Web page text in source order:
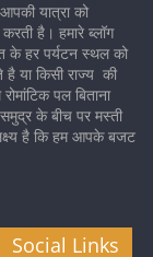
यात्रा को
है। हमारे ब्लॉग
के हर पर्यटन स्थल को
या किसी राज्य की
पल बिताना
के बीच पर मस्ती
है कि हम आपके बजट
Social Links